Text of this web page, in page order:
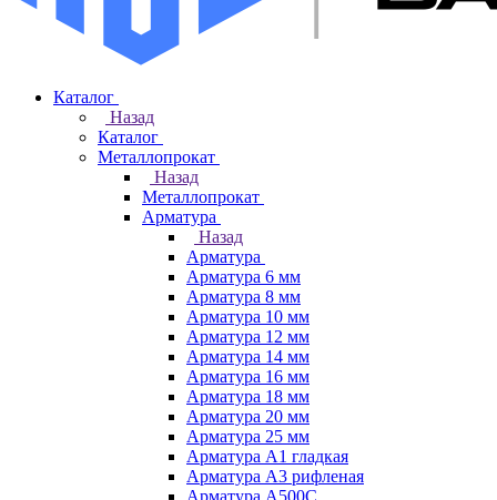
Каталог
Назад
Каталог
Металлопрокат
Назад
Металлопрокат
Арматура
Назад
Арматура
Арматура 6 мм
Арматура 8 мм
Арматура 10 мм
Арматура 12 мм
Арматура 14 мм
Арматура 16 мм
Арматура 18 мм
Арматура 20 мм
Арматура 25 мм
Арматура А1 гладкая
Арматура А3 рифленая
Арматура А500С